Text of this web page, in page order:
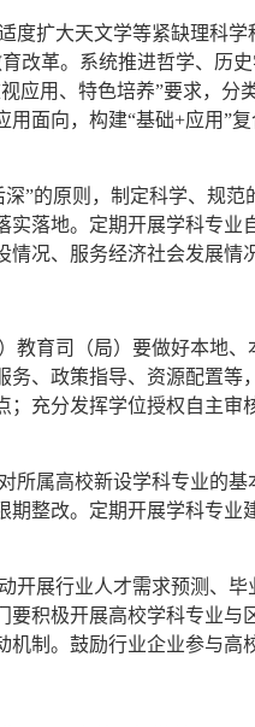
度扩大天文学等紧缺理科
改革。系统推进哲学、历
应用、特色培养”要求，分
面向，构建“基础+应用”
”的原则，制定科学、规
落地。定期开展学科专业
况、服务经济社会发展情
育司（局）要做好本地、
、政策指导、资源配置等
充分发挥学位授权自主审
属高校新设学科专业的基
整改。定期开展学科专业
开展行业人才需求预测、
积极开展高校学科专业与
制。鼓励行业企业参与高